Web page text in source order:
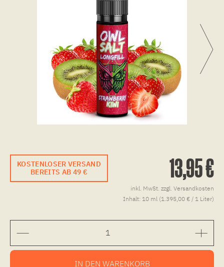
KOSTENLOSER VERSAND
BEREITS AB 49 €
13,95 €
inkl. MwSt. zzgl. Versandkosten
Inhalt: 10 ml (1.395,00 € / 1 Liter)
IN DEN WARENKORB